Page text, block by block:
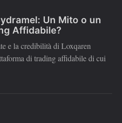
Un Mito o un
Affidabile?
e la credibilità di Loxqaren
di trading affidabile di cui